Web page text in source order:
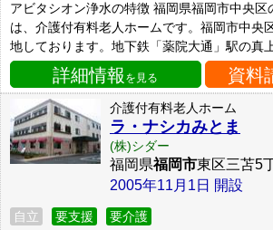
アビタシオン浄水の特徴 福岡県福岡市中央区
は、介護付有料老人ホームです。福岡市中央
地しております。地下鉄「薬院大通」駅の真
詳細情報 を見る 資料
介護付有料老人ホーム
ラ・ナシカみとま
(株)シダー
福岡県福岡市東区三苫5
2005年11月1日 開設
自立 要支援 要介護